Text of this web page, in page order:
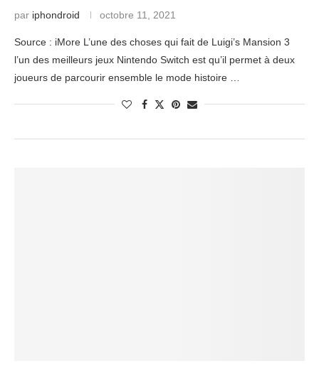
par iphondroid octobre 11, 2021
Source : iMore L’une des choses qui fait de Luigi’s Mansion 3
l’un des meilleurs jeux Nintendo Switch est qu’il permet à deux
joueurs de parcourir ensemble le mode histoire …